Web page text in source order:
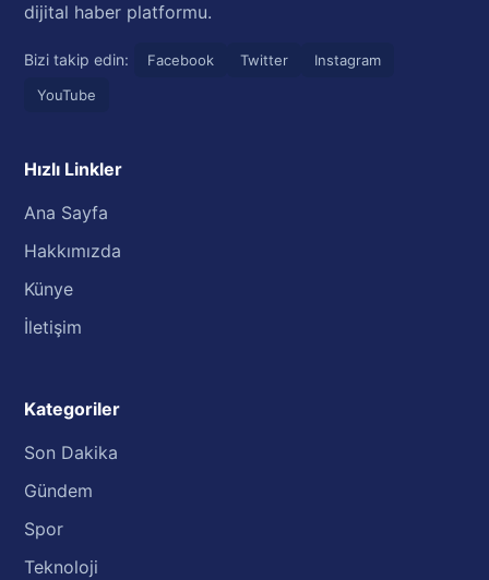
dijital haber platformu.
Bizi takip edin: Facebook Twitter
Instagram
YouTube
Hızlı Linkler
Ana Sayfa
Hakkımızda
Künye
İletişim
Kategoriler
Son Dakika
Gündem
Spor
Teknoloji